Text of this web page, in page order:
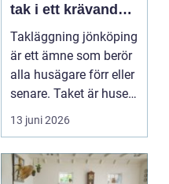
tak i ett krävande
småländskt klimat
Takläggning jönköping
är ett ämne som berör
alla husägare förr eller
senare. Taket är husets
viktiga...
13 juni 2026